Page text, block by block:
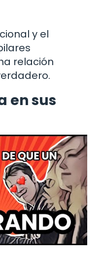
y el
relación
en sus